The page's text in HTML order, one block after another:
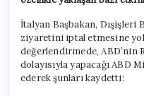
İtalyan Başbakan, Dışişleri
ziyaretini iptal etmesine
değerlendirmede, ABD’nin
dolayısıyla yapacağı ABD
ederek şunları kaydetti: